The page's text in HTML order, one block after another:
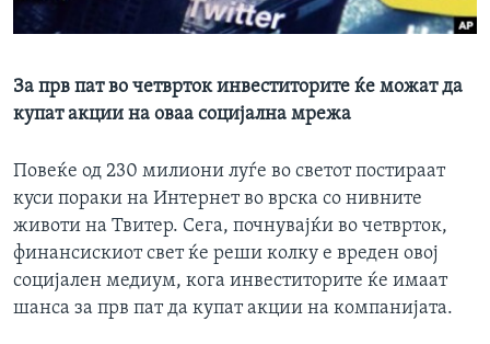
ИНТЕРВЈУА
За прв пат во четврток инвеститорите ќе можат да
купат акции на оваа социјална мрежа
Повеќе од 230 милиони луѓе во светот постираат
куси пораки на Интернет во врска со нивните
животи на Твитер. Сега, почнувајќи во четврток,
финансискиот свет ќе реши колку е вреден овој
социјален медиум, кога инвеститорите ќе имаат
шанса за прв пат да купат акции на компанијата.